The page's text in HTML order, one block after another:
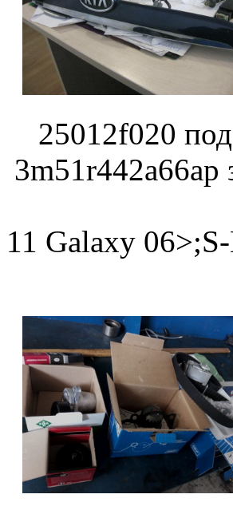
25012f020
3m51r442a66ap
11 Galaxy